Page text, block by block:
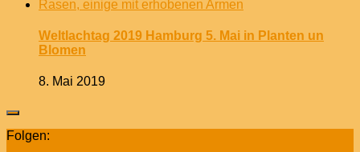
Weltlachtag 2019 Hamburg 5. Mai in Planten un
Blomen
8. Mai 2019
Folgen: